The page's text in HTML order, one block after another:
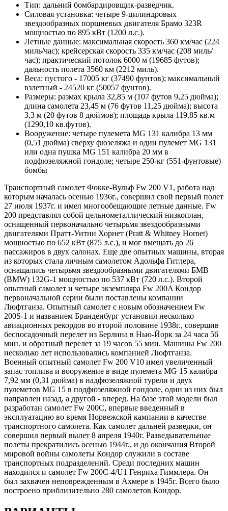
Тип: дальний бомбардировщик-разведчик.
Силовая установка: четыре 9-цилиндровых
звездообразных поршневых двигателя Брамо 323R
мощностью по 895 кВт (1200 л.с.).
Летные данные: максимальная скорость 360 км/час (224
миль/час); крейсерская скорость 335 км/час (208 миль/
час); практический потолок 6000 м (19685 футов);
дальность полета 3560 км (2212 миль).
Веса: пустого - 17005 кг (37490 фунтов); максимальный
взлетный - 24520 кг (50057 фунтов).
Размеры: размах крыла 32,85 м (107 футов 9,25 дюйма);
длина самолета 23,45 м (76 футов 11,25 дюйма); высота
3,3 м (20 футов 8 дюймов); площадь крыла 119,85 кв.м
(1290,10 кв.футов).
Вооружение: четыре пулемета MG 131 калибра 13 мм
(0,51 дюйма) сверху фюзеляжа и один пулемет MG 131
или одна пушка MG 151 калибра 20 мм в
подфюзеляжной гондоле; четыре 250-кг (551-фунтовые)
бомбы
Транспортный самолет Фокке-Вульф Fw 200 V1, работа над
которым началась осенью 1936г., совершил свой первый полет
27 июля 1937г. и имел многообещающие летные данные. Fw
200 представлял собой цельнометаллический низкоплан,
оснащенный первоначально четырьмя звездообразными
двигателями Пратт-Уитни Хорнет (Pratt & Whitney Hornet)
мощностью по 652 кВт (875 л.с.), и мог вмещать до 26
пассажиров в двух салонах. Еще две опытных машины, вторая
из которых стала личным самолетом Адольфа Гитлера,
оснащались четырьмя звездообразными двигателями БМВ
(BMW) 132G-1 мощностью по 537 кВт (720 л.с.). Второй
опытный самолет и четыре экземпляра Fw 200A Кондор
первоначальной серии были поставлены компании
Люфтганза. Опытный самолет с новым обозначением Fw
200S-1 и названием Бранденбург установил несколько
авиационных рекордов во второй половине 1938г., совершив
беспосадочный перелет из Берлина в Нью-Йорк за 24 часа 56
мин. и обратный перелет за 19 часов 55 мин. Машины Fw 200
несколько лет использовались компанией Люфтганза.
Военный опытный самолет Fw 200 V10 имел увеличенный
запас топлива и вооружение в виде пулемета MG 15 калибра
7,92 мм (0,31 дюйма) в надфюзеляжной турели и двух
пулеметов MG 15 в подфюзеляжной гондоле, один из них был
направлен назад, а другой - вперед. На базе этой модели был
разработан самолет Fw 200С, впервые введенный в
эксплуатацию во время Норвежской кампании в качестве
транспортного самолета. Как самолет дальней разведки, он
совершил первый вылет 8 апреля 1940г. Разведывательные
полеты прекратились осенью 1944г., и до окончания Второй
мировой войны самолеты Кондор служили в составе
транспортных подразделений. Среди последних машин
находился и самолет Fw 200С-4/U1 Генриха Гиммлера. Он
был захвачен неповрежденным в Ахмере в 1945г. Всего было
построено приблизительно 280 самолетов Кондор.